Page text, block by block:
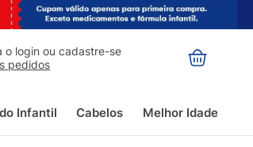
o login ou cadastre-se
pedidos
Infantil Cabelos Melhor Idade